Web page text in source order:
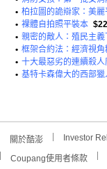
• 柏拉圖的詭辯家：美
• 裸體自拍照平裝本
• 親密的敵人：殖民主
• 框架合約法：經濟視角
• 十大最惡劣的連續殺
• 基特卡森偉大的西部
關於酷澎 Investor
Coupang使用者條款